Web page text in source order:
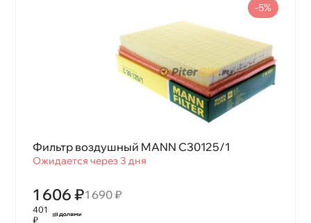
Фильтр воздушный MANN C30125/1
Ожидается через 3 дня
1 606 ₽1 690 ₽
-5%
401
₽